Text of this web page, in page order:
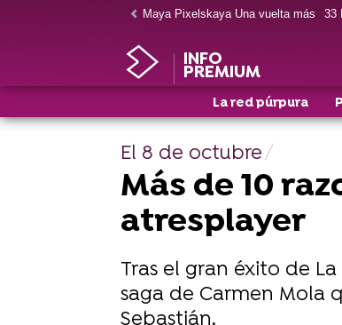
Maya Pixelskaya Una vuelta más 33
INFO
PREMIUM
La red púrpura
El 8 de octubre
Más de 10
atresplayer
Tras el gran éxito de
saga de Carmen Mola
Sebastián.